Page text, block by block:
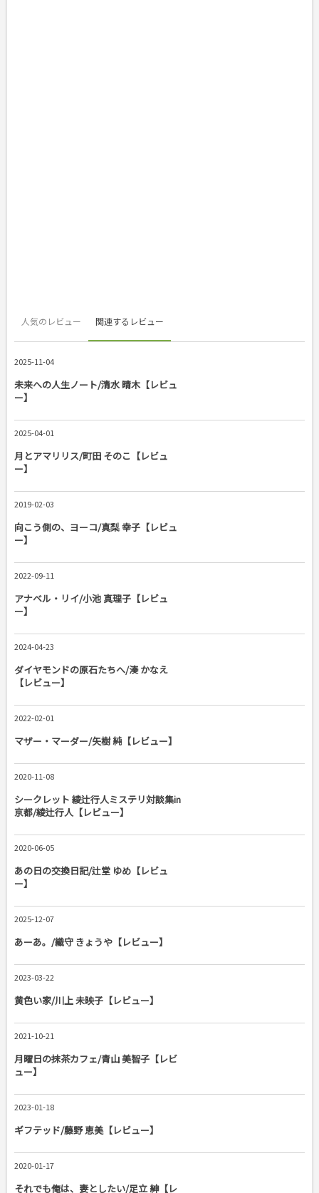
人気のレビュー 関連するレビュー
2025-11-04
未来への人生ノート/清水 晴木【レビュ
ー】
2025-04-01
月とアマリリス/町田 そのこ【レビュ
ー】
2019-02-03
向こう側の、ヨーコ/真梨 幸子【レビュ
ー】
2022-09-11
アナベル・リイ/小池 真理子【レビュ
ー】
2024-04-23
ダイヤモンドの原石たちへ/湊 かなえ
【レビュー】
2022-02-01
マザー・マーダー/矢樹 純【レビュー】
2020-11-08
シークレット 綾辻行人ミステリ対談集in
京都/綾辻行人【レビュー】
2020-06-05
あの日の交換日記/辻堂 ゆめ【レビュ
ー】
2025-12-07
あーあ。/織守 きょうや【レビュー】
2023-03-22
黄色い家/川上 未映子【レビュー】
2021-10-21
月曜日の抹茶カフェ/青山 美智子【レビ
ュー】
2023-01-18
ギフテッド/藤野 恵美【レビュー】
2020-01-17
それでも俺は、妻としたい/足立 紳【レ